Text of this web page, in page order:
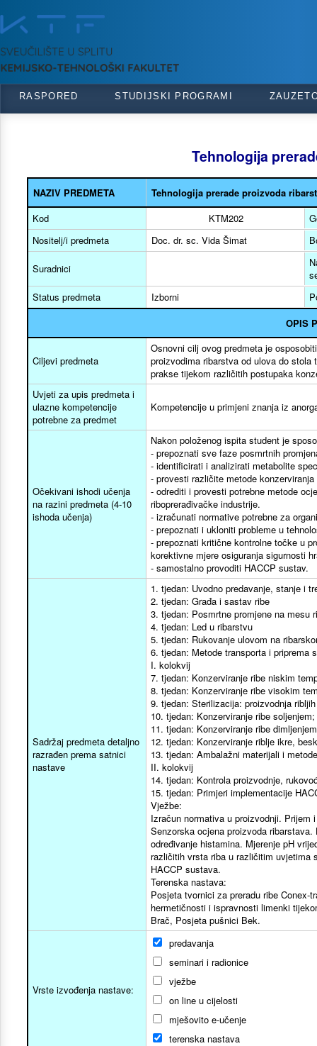
RASPORED STUDIJSKI PROGRAMI
Tehnologija
NAZIV PREDMETA
Tehnologija prerade proizvoda
Kod
KTM202
Nositelj/i predmeta
Doc. dr. sc. Vida Šimat
Suradnici
Status predmeta
Izborni
OPIS
Ciljevi predmeta
Osnovni cilj ovog predmeta je
proizvodima ribarstva od ulova do stola
prakse tijekom različitih postupaka
Uvjeti za upis predmeta i
ulazne kompetencije
potrebne za predmet
Kompetencije u primjeni znanja iz
Očekivani ishodi učenja
na razini predmeta (4-10
ishoda učenja)
Nakon položenog ispita student je
- prepoznati sve faze posmrtnih
- identificirati i analizirati metabolite
- provesti različite metode
- odrediti i provesti potrebne metode
riboprerađivačke industrije.
- izračunati normative potrebne za
- prepoznati i ukloniti probleme u
- prepoznati kritične kontrolne točke u
korektivne mjere osiguranja sigurnosti
- samostalno provoditi HACCP sustav.
Sadržaj predmeta detaljno
razrađen prema satnici
nastave
1. tjedan: Uvodno predavanje, stanje i
2. tjedan: Građa i sastav ribe
3. tjedan: Posmrtne promjene na mesu
4. tjedan: Led u ribarstvu
5. tjedan: Rukovanje ulovom na
6. tjedan: Metode transporta i priprema
I. kolokvij
7. tjedan: Konzerviranje ribe niskim
8. tjedan: Konzerviranje ribe visokim
9. tjedan: Sterilizacija: proizvodnja
10. tjedan: Konzerviranje ribe
11. tjedan: Konzerviranje ribe
12. tjedan: Konzerviranje riblje ikre,
13. tjedan: Ambalažni materijali i
II. kolokvij
14. tjedan: Kontrola proizvodnje,
15. tjedan: Primjeri implementacije
Vježbe:
Izračun normativa u proizvodnji. Prijem
Senzorska ocjena proizvoda
određivanje histamina. Mjerenje pH
različitih vrsta riba u različitim uvjetima
HACCP sustava.
Terenska nastava:
Posjeta tvornici za preradu ribe Conex-
hermetičnosti i ispravnosti limenki
Brač, Posjeta pušnici Bek.
Vrste izvođenja nastave:
predavanja
seminari i radionice
vježbe
on line u cijelosti
mješovito e-učenje
terenska nastava